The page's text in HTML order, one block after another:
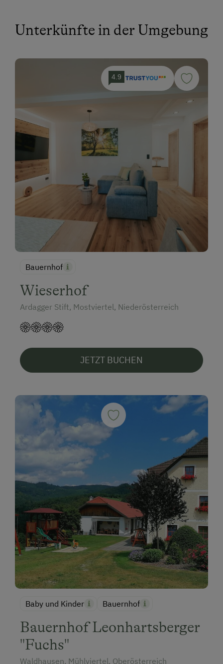
Unterkünfte in der Umgebung
4.9
Bauernhof
Wieserhof
Ardagger Stift, Mostviertel, Niederösterreich
JETZT BUCHEN
Baby und Kinder Bauernhof
Bauernhof Leonhartsberger
"Fuchs"
Waldhausen, Mühlviertel, Oberösterreich